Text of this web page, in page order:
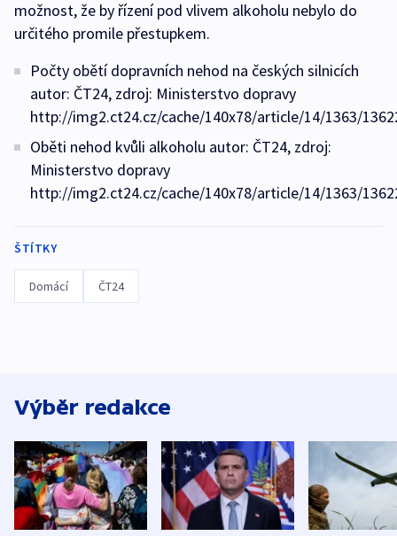
možnost, že by řízení pod vlivem alkoholu nebylo do
určitého promile přestupkem.
Počty obětí dopravních nehod na českých silnicích
autor: ČT24, zdroj: Ministerstvo dopravy
http://img2.ct24.cz/cache/140x78/article/14/1363/
Oběti nehod kvůli alkoholu autor: ČT24, zdroj:
Ministerstvo dopravy
http://img2.ct24.cz/cache/140x78/article/14/1363/
ŠTÍTKY
Domácí ČT24
Výběr redakce